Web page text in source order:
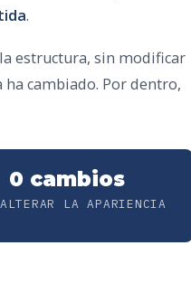
.
estructura, sin modificar
cambiado. Por dentro,
0 cambios
LA APARIENCIA